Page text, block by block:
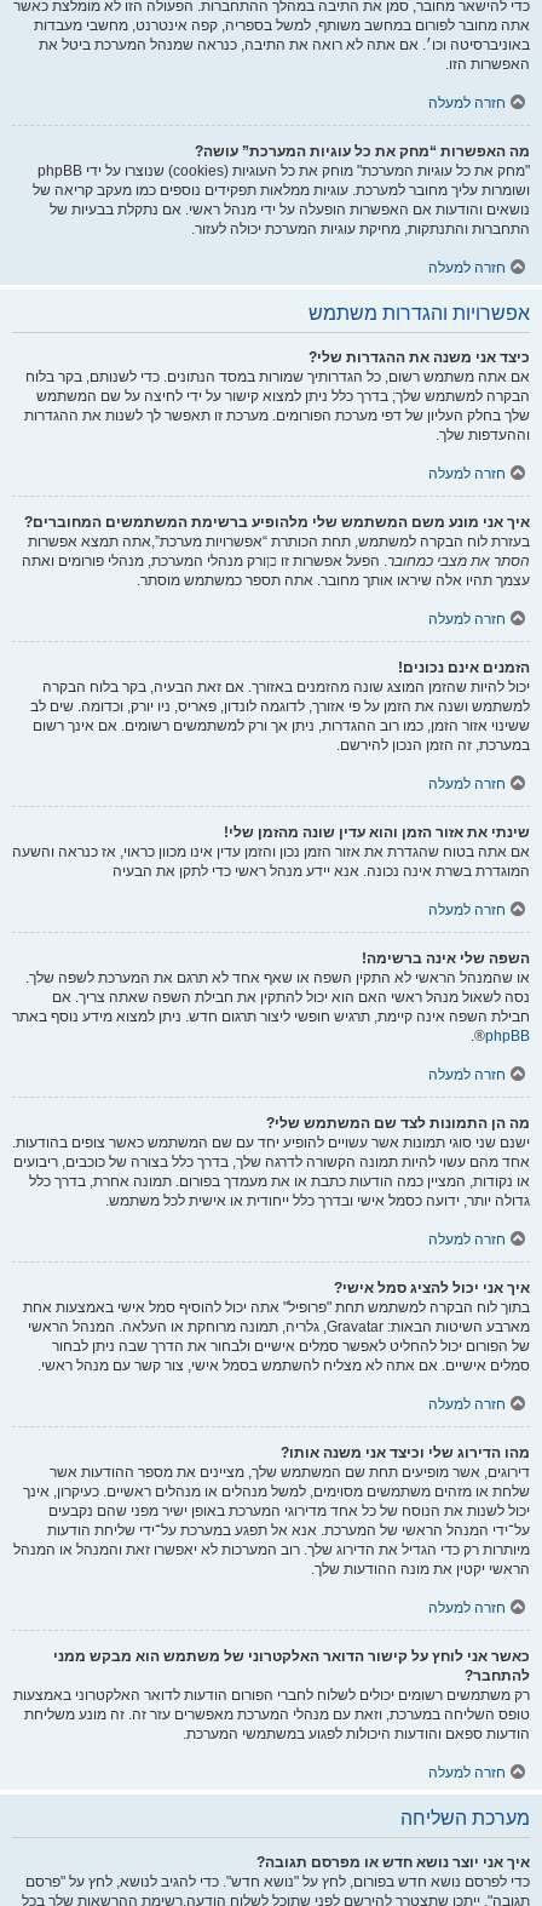
כדי להישאר מחובר, סמן את התיבה במהלך ההתחברות. הפעולה הזו לא מומלצת כאשר
אתה מחובר לפורום במחשב משותף, למשל בספריה, קפה אינטרנט, מחשבי מעבדות
באוניברסיטה וכו׳. אם אתה לא רואה את התיבה, כנראה שמנהל המערכת ביטל את
האפשרות הזו.
חזרה למעלה
מה האפשרות “מחק את כל עוגיות המערכת” עושה?
"מחק את כל עוגיות המערכת" מוחק את כל העוגיות (cookies) שנוצרו על ידי phpBB
ושומרות עליך מחובר למערכת. עוגיות ממלאות תפקידים נוספים כמו מעקב קריאה של
נושאים והודעות אם האפשרות הופעלה על ידי מנהל ראשי. אם נתקלת בבעיות של
התחברות והתנתקות, מחיקת עוגיות המערכת יכולה לעזור.
חזרה למעלה
אפשרויות והגדרות משתמש
כיצד אני משנה את ההגדרות שלי?
אם אתה משתמש רשום, כל הגדרותיך שמורות במסד הנתונים. כדי לשנותם, בקר בלוח
הבקרה למשתמש שלך; בדרך כלל ניתן למצוא קישור על ידי לחיצה על שם המשתמש
שלך בחלק העליון של דפי מערכת הפורומים. מערכת זו תאפשר לך לשנות את ההגדרות
וההעדפות שלך.
חזרה למעלה
איך אני מונע משם המשתמש שלי מלהופיע ברשימת המשתמשים המחוברים?
בעזרת לוח הבקרה למשתמש, תחת הכותרת “אפשרויות מערכת”,אתה תמצא אפשרות
הסתר את מצבי כמחובר. הפעל אפשרות זו כןורק מנהלי המערכת, מנהלי פורומים ואתה
עצמך תהיו אלה שיראו אותך מחובר. אתה תספר כמשתמש מוסתר.
חזרה למעלה
הזמנים אינם נכונים!
יכול להיות שהזמן המוצג שונה מהזמנים באזורך. אם זאת הבעיה, בקר בלוח הבקרה
למשתמש ושנה את הזמן על פי אזורך, לדוגמה לונדון, פאריס, ניו יורק, וכדומה. שים לב
ששינוי אזור הזמן, כמו רוב ההגדרות, ניתן אך ורק למשתמשים רשומים. אם אינך רשום
במערכת, זה הזמן הנכון להירשם.
חזרה למעלה
שינתי את אזור הזמן והוא עדין שונה מהזמן שלי!
אם אתה בטוח שהגדרת את אזור הזמן נכון והזמן עדין אינו מכוון כראוי, אז כנראה והשעה
המוגדרת בשרת אינה נכונה. אנא יידע מנהל ראשי כדי לתקן את הבעיה
חזרה למעלה
השפה שלי אינה ברשימה!
או שהמנהל הראשי לא התקין השפה או שאף אחד לא תרגם את המערכת לשפה שלך.
נסה לשאול מנהל ראשי האם הוא יכול להתקין את חבילת השפה שאתה צריך. אם
חבילת השפה אינה קיימת, תרגיש חופשי ליצור תרגום חדש. ניתן למצוא מידע נוסף באתר
phpBB
®.
חזרה למעלה
מה הן התמונות לצד שם המשתמש שלי?
ישנם שני סוגי תמונות אשר עשויים להופיע יחד עם שם המשתמש כאשר צופים בהודעות.
אחד מהם עשוי להיות תמונה הקשורה לדרגה שלך, בדרך כלל בצורה של כוכבים, ריבועים
או נקודות, המציין כמה הודעות כתבת או את מעמדך בפורום. תמונה אחרת, בדרך כלל
גדולה יותר, ידועה כסמל אישי ובדרך כלל ייחודית או אישית לכל משתמש.
חזרה למעלה
איך אני יכול להציג סמל אישי?
בתוך לוח הבקרה למשתמש תחת "פרופיל" אתה יכול להוסיף סמל אישי באמצעות אחת
מארבע השיטות הבאות: Gravatar, גלריה, תמונה מרוחקת או העלאה. המנהל הראשי
של הפורום יכול להחליט לאפשר סמלים אישיים ולבחור את הדרך שבה ניתן לבחור
סמלים אישיים. אם אתה לא מצליח להשתמש בסמל אישי, צור קשר עם מנהל ראשי.
חזרה למעלה
מהו הדירוג שלי וכיצד אני משנה אותו?
דירוגים, אשר מופיעים תחת שם המשתמש שלך, מציינים את מספר ההודעות אשר
שלחת או מזהים משתמשים מסוימים, למשל מנהלים או מנהלים ראשיים. כעיקרון, אינך
יכול לשנות את הנוסח של כל אחד מדירוגי המערכת באופן ישיר מפני שהם נקבעים
על־ידי המנהל הראשי של המערכת. אנא אל תפגע במערכת על־ידי שליחת הודעות
מיותרות רק כדי הגדיל את הדירוג שלך. רוב המערכות לא יאפשרו זאת והמנהל או המנהל
הראשי יקטין את מונה ההודעות שלך.
חזרה למעלה
כאשר אני לוחץ על קישור הדואר האלקטרוני של משתמש הוא מבקש ממני
להתחבר?
רק משתמשים רשומים יכולים לשלוח לחברי הפורום הודעות לדואר האלקטרוני באמצעות
טופס השליחה במערכת, וזאת עם מנהלי המערכת מאפשרים עזר זה. זה מונע משליחת
הודעות ספאם והודעות היכולות לפגוע במשתמשי המערכת.
חזרה למעלה
מערכת השליחה
איך אני יוצר נושא חדש או מפרסם תגובה?
כדי לפרסם נושא חדש בפורום, לחץ על "נושא חדש". כדי להגיב לנושא, לחץ על "פרסם
תגובה". ייתכן שתצטרך להירשם לפני שתוכל לשלוח הודעה.רשימת ההרשאות שלך בכל